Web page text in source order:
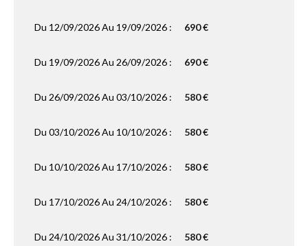
Du 12/09/2026 Au 19/09/2026 : 690 €
Du 19/09/2026 Au 26/09/2026 : 690 €
Du 26/09/2026 Au 03/10/2026 : 580 €
Du 03/10/2026 Au 10/10/2026 : 580 €
Du 10/10/2026 Au 17/10/2026 : 580 €
Du 17/10/2026 Au 24/10/2026 : 580 €
Du 24/10/2026 Au 31/10/2026 : 580 €